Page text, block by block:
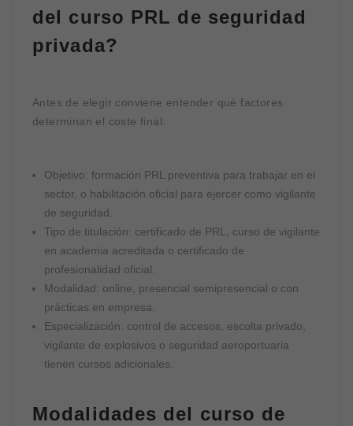
del curso PRL de seguridad
privada?
Antes de elegir conviene entender qué factores
determinan el coste final.
Objetivo: formación PRL preventiva para trabajar en el
sector, o habilitación oficial para ejercer como vigilante
de seguridad.
Tipo de titulación: certificado de PRL, curso de vigilante
en academia acreditada o certificado de
profesionalidad oficial.
Modalidad: online, presencial semipresencial o con
prácticas en empresa.
Especialización: control de accesos, escolta privado,
vigilante de explosivos o seguridad aeroportuaria
tienen cursos adicionales.
Modalidades del curso de